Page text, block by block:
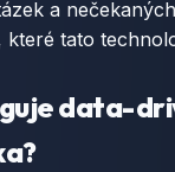
a
které tato
data-